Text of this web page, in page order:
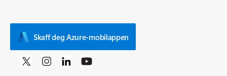
Skaff deg Azure-mobilappen